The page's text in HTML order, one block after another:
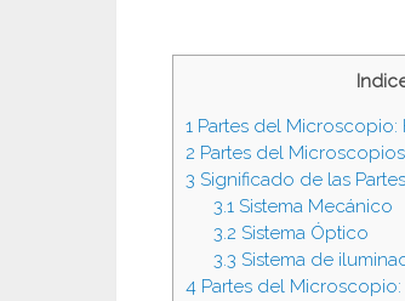
1 Partes del Microscopio:
2 Partes del
3 Significado de las
3.1Sistema Mecánico
3.2 Sistema Óptico
3.3 Sistema de
4 Partes del